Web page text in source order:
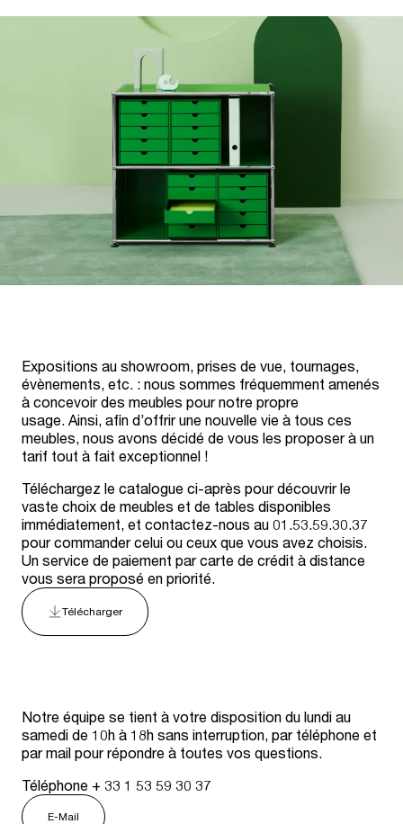
Expositions au showroom, prises de vue, tournages,
évènements, etc. : nous sommes fréquemment amenés
à concevoir des meubles pour notre propre
usage. Ainsi, afin d’offrir une nouvelle vie à tous ces
meubles, nous avons décidé de vous les proposer à un
tarif tout à fait exceptionnel !
Téléchargez le catalogue ci-après pour découvrir le
vaste choix de meubles et de tables disponibles
immédiatement, et contactez-nous au 01.53.59.30.37
pour commander celui ou ceux que vous avez choisis.
Un service de paiement par carte de crédit à distance
vous sera proposé en priorité.
Télécharger
Notre équipe se tient à votre disposition du lundi au
samedi de 10h à 18h sans interruption, par téléphone et
par mail pour répondre à toutes vos questions.
Téléphone + 33 1 53 59 30 37
E-Mail